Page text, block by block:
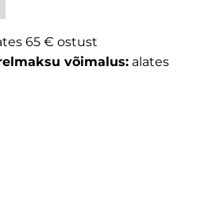
65 € ostust
võimalus: alates